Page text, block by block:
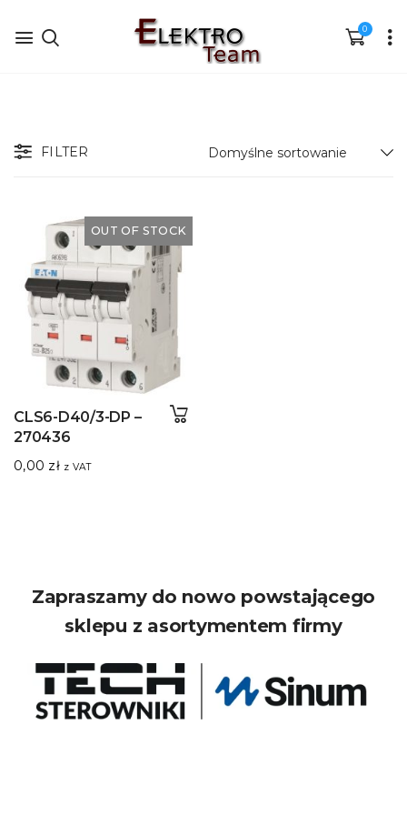
0
FILTER
OUT OF STOCK
CLS6-D40/3-DP –
270436
0,00 zł z VAT
Zapraszamy do nowo powstającego
sklepu z asortymentem firmy